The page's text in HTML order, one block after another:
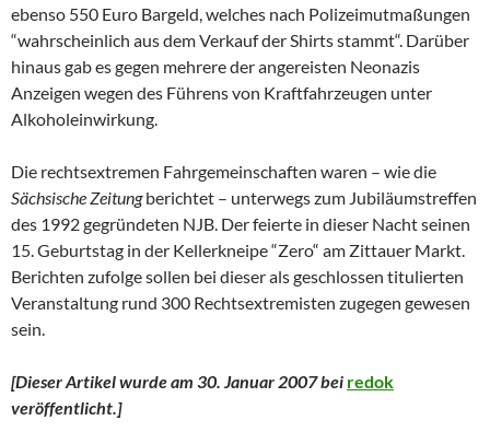
ebenso 550 Euro Bargeld, welches nach Polizeimutmaßungen
“wahrscheinlich aus dem Verkauf der Shirts stammt“. Darüber
hinaus gab es gegen mehrere der angereisten Neonazis
Anzeigen wegen des Führens von Kraftfahrzeugen unter
Alkoholeinwirkung.
Die rechtsextremen Fahrgemeinschaften waren – wie die
Sächsische Zeitungberichtet – unterwegs zum Jubiläumstreffen
des 1992 gegründeten NJB. Der feierte in dieser Nacht seinen
15. Geburtstag in der Kellerkneipe “Zero“ am Zittauer Markt.
Berichten zufolge sollen bei dieser als geschlossen titulierten
Veranstaltung rund 300 Rechtsextremisten zugegen gewesen
sein.
[Dieser Artikel wurde am 30. Januar 2007 bei redok
veröffentlicht.]